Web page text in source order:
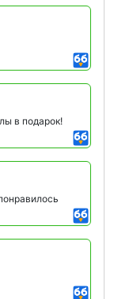
в подарок!